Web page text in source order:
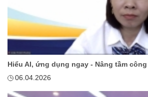
Hiểu AI, ứng dụng ngay - Nâng tầm
06.04.2026